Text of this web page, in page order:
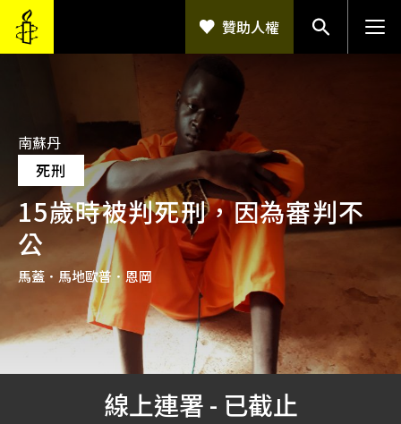
南蘇丹
死刑
15歲時被判死刑，因為審判不
公
馬蓋．馬地歐普．恩岡
線上連署 - 已截止
贊助人權